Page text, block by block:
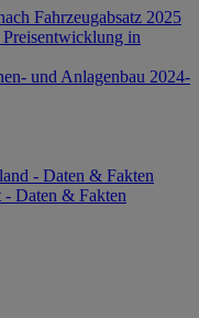
Fahrzeugabsatz 2025
in
und Anlagenbau 2024-
- Daten & Fakten
Daten & Fakten